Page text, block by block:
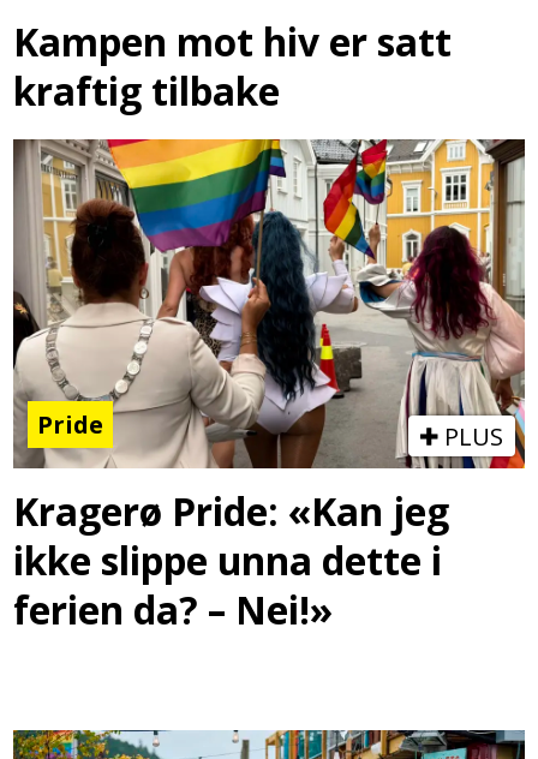
Kampen mot hiv er satt
kraftig tilbake
Pride PLUS
Kragerø Pride: «Kan jeg
ikke slippe unna dette i
ferien da? – Nei!»